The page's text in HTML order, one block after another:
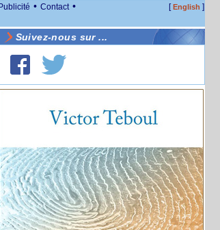
Publicité • Contact • [English ]
Suivez-nous sur ...